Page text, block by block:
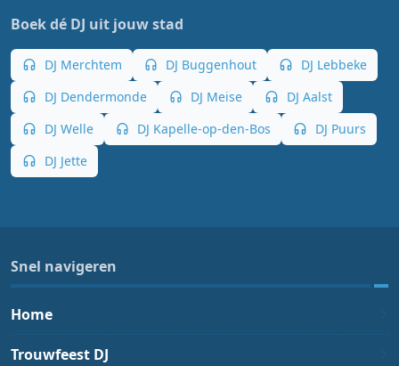
Boek dé DJ uit jouw stad
DJ Merchtem DJ Buggenhout
DJ Lebbeke
DJ Dendermonde
DJ Meise
DJ Aalst
DJ Welle
DJ Kapelle-op-den-Bos
DJ Puurs
DJ Jette
Snel navigeren
Home
Trouwfeest DJ